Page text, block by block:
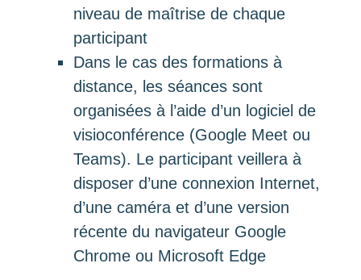
niveau de maîtrise de chaque
participant
Dans le cas des formations à
distance, les séances sont
organisées à l’aide d’un logiciel de
visioconférence (Google Meet ou
Teams). Le participant veillera à
disposer d’une connexion Internet,
d’une caméra et d’une version
récente du navigateur Google
Chrome ou Microsoft Edge